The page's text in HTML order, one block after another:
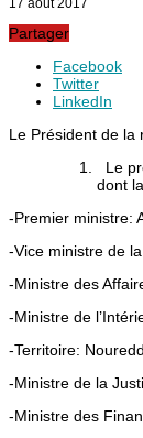
17 août 2017
Partager
Facebook
Twitter
LinkedIn
Le Président de la
Le
dont
-Premier ministre:
-Vice ministre de
-Ministre des
-Ministre de
-Territoire:
-Ministre de la
-Ministre des